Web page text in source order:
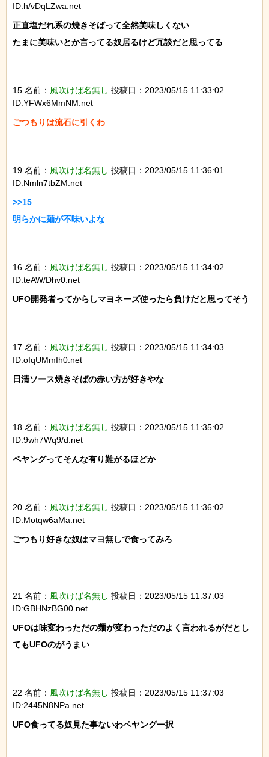
ID:h/vDqLZwa.net
正直塩だれ系の焼きそばって全然美味しくない
たまに美味いとか言ってる奴居るけど冗談だと思ってる
15 名前： 風吹けば名無し 投稿日：2023/05/15 11:33:02
ID:YFWx6MmNM.net
ごつもりは流石に引くわ
19 名前： 風吹けば名無し 投稿日：2023/05/15 11:36:01
ID:Nmln7tbZM.net
>>15
明らかに麺が不味いよな
16 名前： 風吹けば名無し 投稿日：2023/05/15 11:34:02
ID:teAW/Dhv0.net
UFO開発者ってからしマヨネーズ使ったら負けだと思ってそう
17 名前： 風吹けば名無し 投稿日：2023/05/15 11:34:03
ID:oIqUMmIh0.net
日清ソース焼きそばの赤い方が好きやな
18 名前： 風吹けば名無し 投稿日：2023/05/15 11:35:02
ID:9wh7Wq9/d.net
ペヤングってそんな有り難がるほどか
20 名前： 風吹けば名無し 投稿日：2023/05/15 11:36:02
ID:Motqw6aMa.net
ごつもり好きな奴はマヨ無しで食ってみろ
21 名前： 風吹けば名無し 投稿日：2023/05/15 11:37:03
ID:GBHNzBG00.net
UFOは味変わっただの麺が変わっただのよく言われるがだとし
てもUFOのがうまい
22 名前： 風吹けば名無し 投稿日：2023/05/15 11:37:03
ID:2445N8NPa.net
UFO食ってる奴見た事ないわペヤング一択